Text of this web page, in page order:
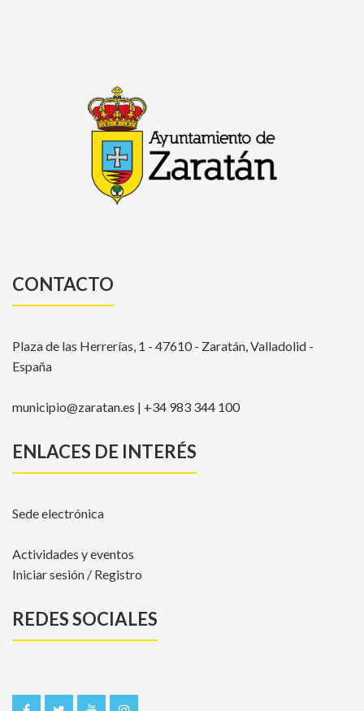
CONTACTO
Plaza de las Herrerías, 1 - 47610 - Zaratán, Valladolid -
España
municipio@zaratan.es | +34 983 344 100
ENLACES DE INTERÉS
Sede electrónica
Actividades y eventos
Iniciar sesión / Registro
REDES SOCIALES